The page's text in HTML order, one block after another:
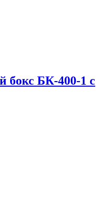
бокс БК-400-1 с